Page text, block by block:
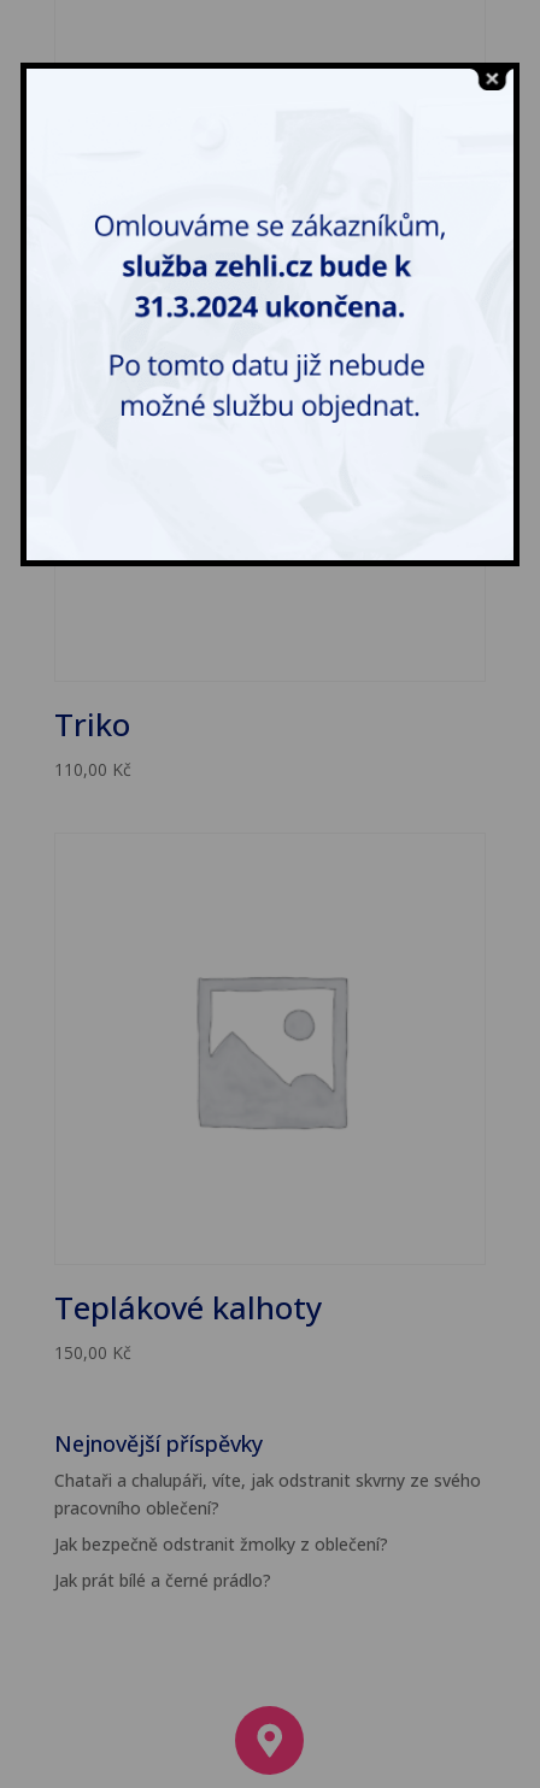
Triko
110,00 Kč
Teplákové kalhoty
150,00 Kč
Nejnovější příspěvky
Chataři a chalupáři, víte, jak odstranit skvrny ze svého
pracovního oblečení?
Jak bezpečně odstranit žmolky z oblečení?
Jak prát bílé a černé prádlo?